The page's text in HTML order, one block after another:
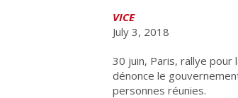
VICE
July 3, 2018
30 juin, Paris, rallye pour
dénonce le
personnes réunies.